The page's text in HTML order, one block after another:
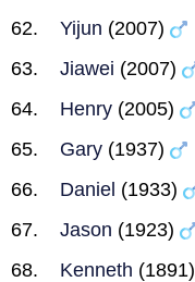
Yijun (2007)
Jiawei (2007)
Henry (2005)
Gary (1937)
Daniel (1933)
Jason (1923)
Kenneth (1891)